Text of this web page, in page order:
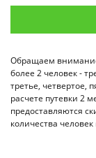
Обращаем
более 2 человек -
третье, четвертое,
расчете путевки 2
предоставляются
количества